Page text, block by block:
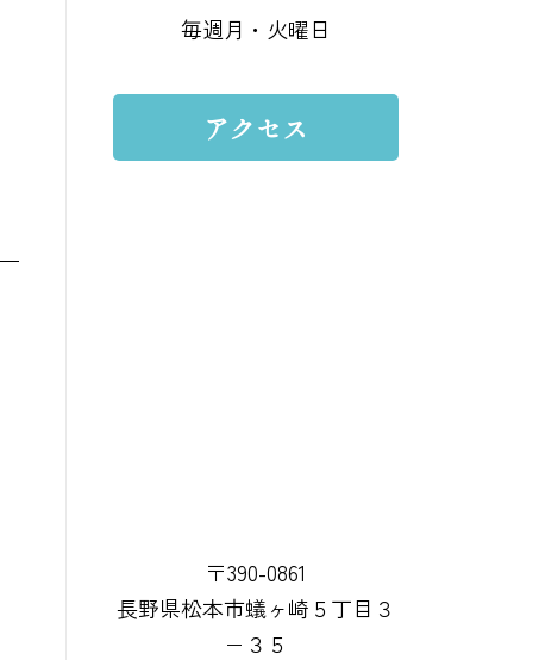
毎週月・火曜日
アクセス
〒390-0861
長野県松本市蟻ヶ崎５丁目３
−３５